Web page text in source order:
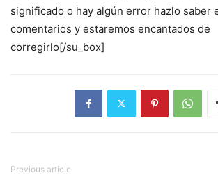
significado o hay algún error hazlo saber
comentarios y estaremos encantados de
corregirlo[/su_box]
Previous article